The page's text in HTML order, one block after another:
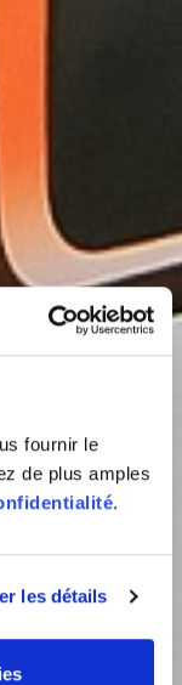
fournir le
de plus amples
.
les détails